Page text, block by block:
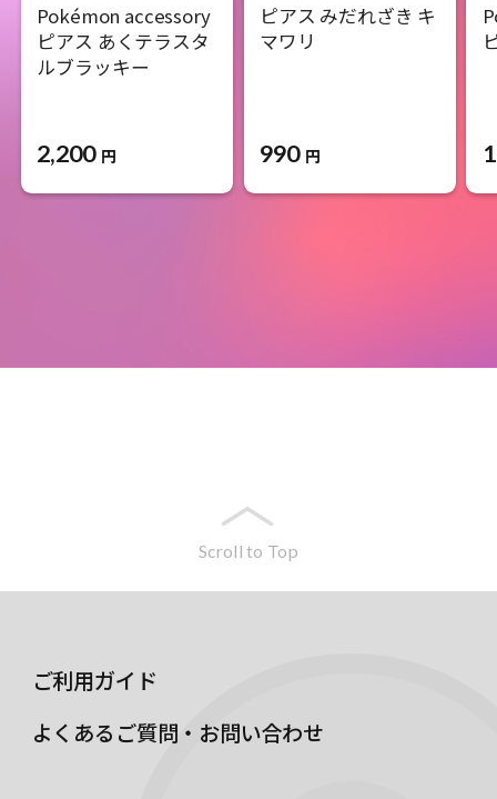
Pokémon accessory
ピアス あくテラスタ
ルブラッキー
2,200 円
ピアス みだれざき キ
マワリ
990 円
Scroll to Top
ご利用ガイド
よくあるご質問・お問い合わせ